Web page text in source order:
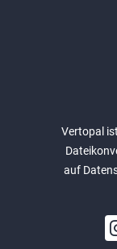
Vertopal
auf